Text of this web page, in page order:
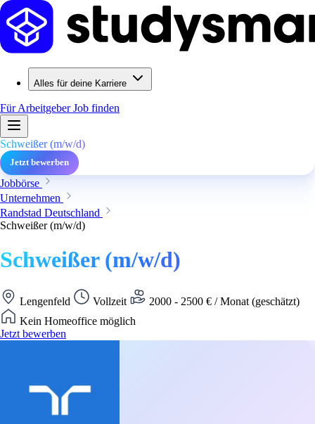
Alles für deine Karriere
Für ArbeitgeberJob finden
Schweißer (m/w/d)
Jetzt bewerben
Jobbörse
Unternehmen
Randstad Deutschland
Schweißer (m/w/d)
Schweißer (m/w/d)
Lengenfeld Vollzeit
2000 - 2500 € / Monat (geschätzt)
Kein Homeoffice möglich
Jetzt bewerben